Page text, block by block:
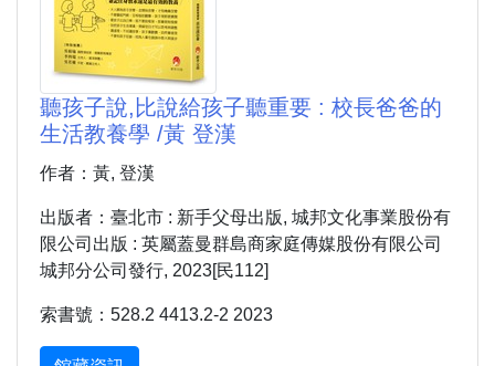
聽孩子說,比說給孩子聽重要 : 校長爸爸的
生活教養學 /黃 登漢
作者：黃, 登漢
出版者：臺北市 : 新手父母出版, 城邦文化事業股份有
限公司出版 : 英屬蓋曼群島商家庭傳媒股份有限公司
城邦分公司發行, 2023[民112]
索書號：528.2 4413.2-2 2023